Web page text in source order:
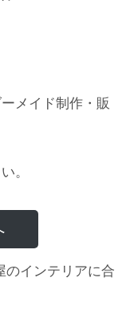
メイド制作・販
。
のインテリアに合